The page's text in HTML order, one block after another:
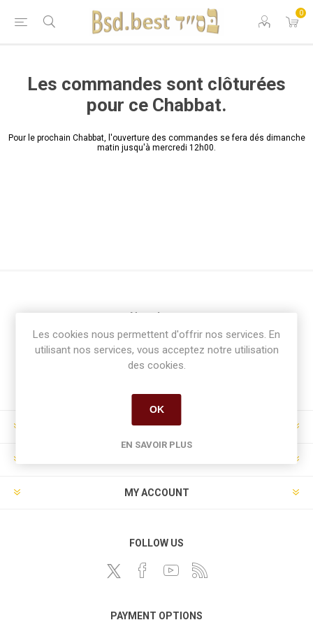
0
Les commandes sont clôturées
pour ce Chabbat.
Pour le prochain Chabbat, l'ouverture des commandes se fera dés dimanche
matin jusqu'à mercredi 12h00.
Newsletter
S'abonner Se désinscrire
INFORMATION
MY ACCOUNT
FOLLOW US
PAYMENT OPTIONS
Les cookies nous permettent d'offrir nos services. En
utilisant nos services, vous acceptez notre utilisation
des cookies.
OK
EN SAVOIR PLUS